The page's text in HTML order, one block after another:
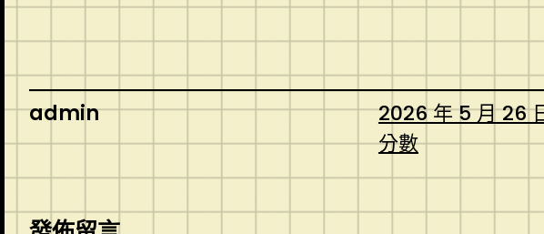
admin
2026 年 5 月 26
分數